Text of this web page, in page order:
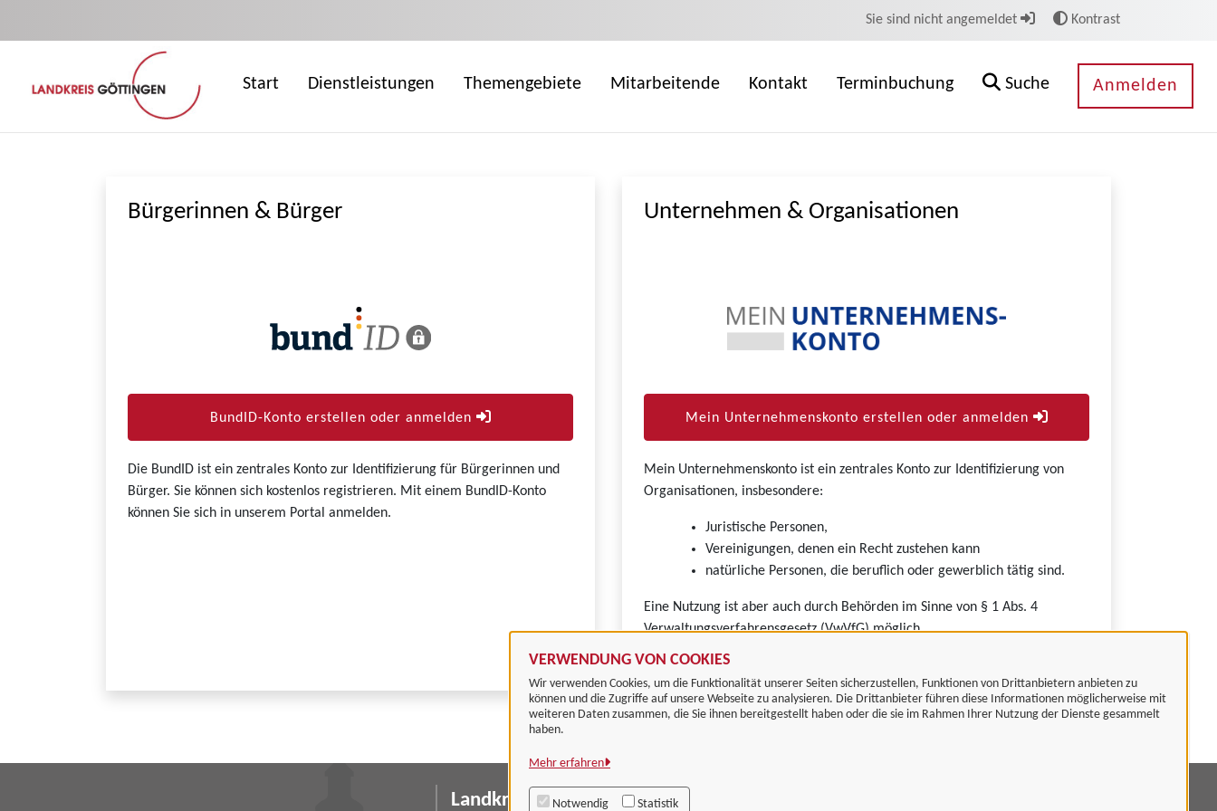
VERWENDUNG VON COOKIES
Wir verwenden Cookies, um die Funktionalität unserer Seiten sicherzustellen, Funktionen von Drittanbietern anbieten zu
können und die Zugriffe auf unsere Webseite zu analysieren. Die Drittanbieter führen diese Informationen möglicherweise mit
weiteren Daten zusammen, die Sie ihnen bereitgestellt haben oder die sie im Rahmen Ihrer Nutzung der Dienste gesammelt
haben.
Mehr erfahren
Notwendig Statistik
Sie sind nicht angemeldet Kontrast
Start Dienstleistungen Themengebiete Mitarbeitende Kontakt Terminbuchung Suche Anmelden
Bürgerinnen & Bürger
BundID-Konto erstellen oder anmelden
Die BundID ist ein zentrales Konto zur Identifizierung für Bürgerinnen und
Bürger. Sie können sich kostenlos registrieren. Mit einem BundID-Konto
können Sie sich in unserem Portal anmelden.
Unternehmen & Organisationen
Mein Unternehmenskonto erstellen oder anmelden
Mein Unternehmenskonto ist ein zentrales Konto zur Identifizierung von
Organisationen, insbesondere:
Juristische Personen,
Vereinigungen, denen ein Recht zustehen kann
natürliche Personen, die beruflich oder gewerblich tätig sind.
Eine Nutzung ist aber auch durch Behörden im Sinne von § 1 Abs. 4
Verwaltungsverfahrensgesetz (VwVfG) möglich.
Landkreis Göttingen